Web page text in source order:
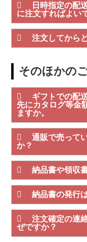
日時指定の配
に注文すればよい
注文してから
そのほかの
ギフトでの配
先にカタログ等金
ますか。
通販で売って
か？
納品書や領収
納品書の発行
注文確定の連
ぜですか？